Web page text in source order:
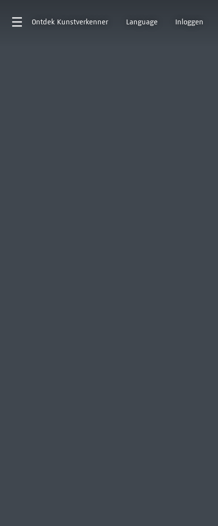
Ontdek Kunstverkenner Language Inloggen